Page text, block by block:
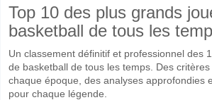
Top 10 des plus grands
basketball de tous les
Un classement définitif et professionnel des
de basketball de tous les temps. Des
chaque époque, des analyses approfondies
pour chaque légende.